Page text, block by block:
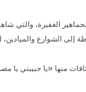
الغفيرة، والتي
إلى الشوارع
منها «يا حبيبتي يا